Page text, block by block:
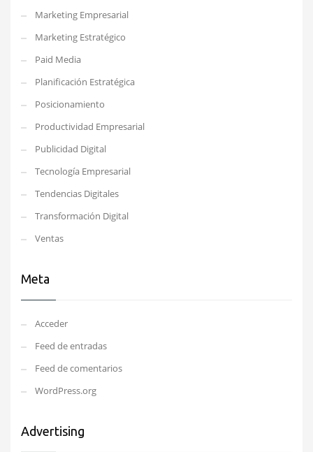
Marketing Empresarial
Marketing Estratégico
Paid Media
Planificación Estratégica
Posicionamiento
Productividad Empresarial
Publicidad Digital
Tecnología Empresarial
Tendencias Digitales
Transformación Digital
Ventas
Meta
Acceder
Feed de entradas
Feed de comentarios
WordPress.org
Advertising